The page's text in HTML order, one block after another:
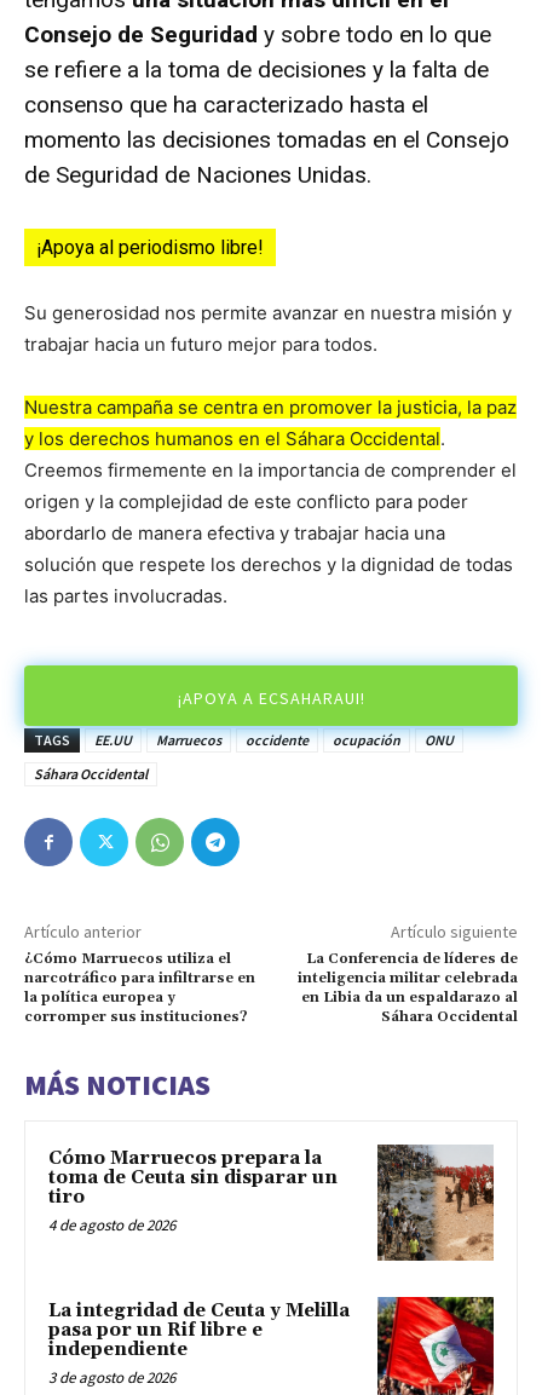
Consejo de Seguridad y sobre todo en lo que
se refiere a la toma de decisiones y la falta de
consenso que ha caracterizado hasta el
momento las decisiones tomadas en el Consejo
de Seguridad de Naciones Unidas.
¡Apoya al periodismo libre!
Su generosidad nos permite avanzar en nuestra misión y
trabajar hacia un futuro mejor para todos.
Nuestra campaña se centra en promover la justicia, la paz
y los derechos humanos en el Sáhara Occidental.
Creemos firmemente en la importancia de comprender el
origen y la complejidad de este conflicto para poder
abordarlo de manera efectiva y trabajar hacia una
solución que respete los derechos y la dignidad de todas
las partes involucradas.
¡APOYA A ECSAHARAUI!
TAGS EE.UU Marruecos occidente ocupación
ONU
Sáhara Occidental
Artículo anterior
¿Cómo Marruecos utiliza el
narcotráfico para infiltrarse en
la política europea y
corromper sus instituciones?
Artículo siguiente
La Conferencia de líderes de
inteligencia militar celebrada
en Libia da un espaldarazo al
Sáhara Occidental
MÁS NOTICIAS
Cómo Marruecos prepara la
toma de Ceuta sin disparar un
tiro
4 de agosto de 2026
La integridad de Ceuta y Melilla
pasa por un Rif libre e
independiente
3 de agosto de 2026